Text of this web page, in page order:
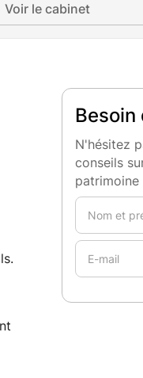
Voir le cabinet
Besoin
N'hésitez
conseils
patrimoine